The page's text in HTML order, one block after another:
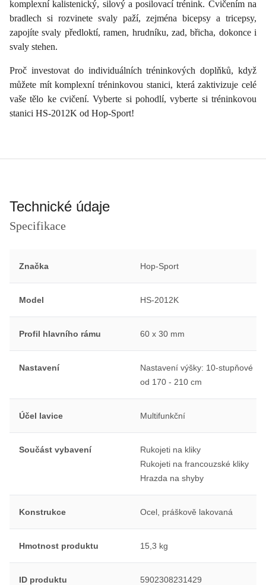
komplexní kalistenický, silový a posilovací trénink. Cvičením na
bradlech si rozvinete svaly paží, zejména bicepsy a tricepsy,
zapojíte svaly předloktí, ramen, hrudníku, zad, břicha, dokonce i
svaly stehen.
Proč investovat do individuálních tréninkových doplňků, když
můžete mít komplexní tréninkovou stanici, která zaktivizuje celé
vaše tělo ke cvičení. Vyberte si pohodlí, vyberte si tréninkovou
stanici HS-2012K od Hop-Sport!
Technické údaje
Specifikace
Značka Hop-Sport
Model HS-2012K
Profil hlavního rámu 60 x 30 mm
Nastavení
Nastavení výšky: 10-stupňové
od 170 - 210 cm
Účel lavice Multifunkční
Součást vybavení
Rukojeti na kliky
Rukojeti na francouzské kliky
Hrazda na shyby
Konstrukce Ocel, práškově lakovaná
Hmotnost produktu 15,3 kg
ID produktu 5902308231429